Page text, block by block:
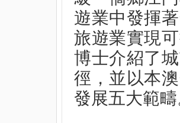
遊業中發揮
旅遊業實現
博士介紹了
徑，並以本
發展五大範